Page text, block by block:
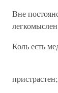
Вне
Коль есть
пристрастен;